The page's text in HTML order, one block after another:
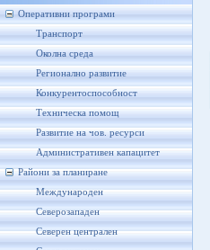
Оперативни програми
Транспорт
Околна среда
Регионално развитие
Конкурентоспособност
Техническа помощ
Развитие на чов. ресурси
Административен капацитет
Райони за планиране
Международен
Северозападен
Северен централен